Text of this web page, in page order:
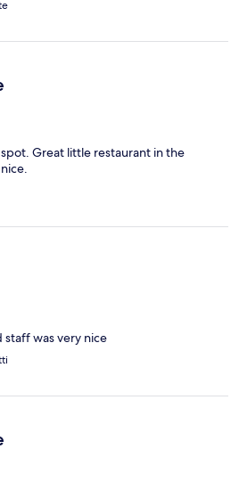
Great little restaurant in the
was very nice